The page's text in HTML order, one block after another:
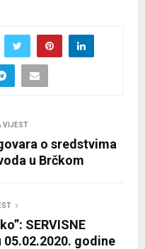
VIJEST
o sredstvima
u Brčkom
SERVISNE
05.02.2020. godine